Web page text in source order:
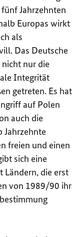
Jahrzehnten
Europas wirkt
als
Das Deutsche
nur die
Integrität
getreten. Es hat
auf Polen
auch die
Jahrzehnte
freien und einen
sich eine
Ländern, die erst
von 1989/90 ihr